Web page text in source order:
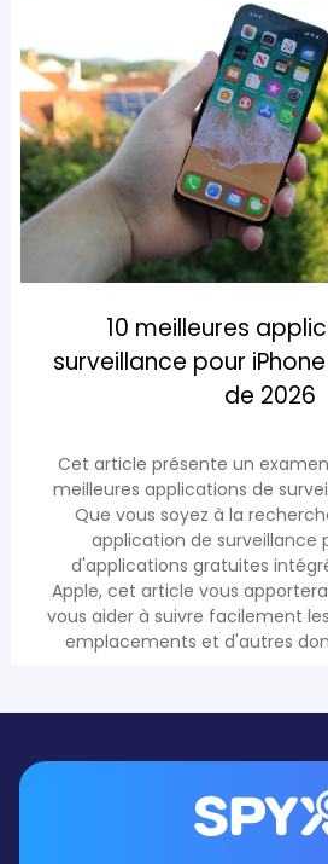
10 meilleures
surveillance pour
de 2026
Cet article présente un
meilleures applications de
Que vous soyez à la
application de surveillance
d'applications gratuites
Apple, cet article vous
vous aider à suivre facilement les
emplacements et d'autres